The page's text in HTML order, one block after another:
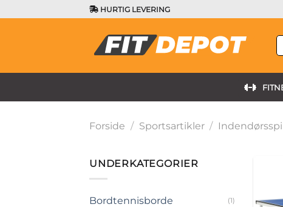
til
HURTIG LEVERING
Forside / Sportsartikler /
UNDERKATEGORIER
Bordtennisborde (1)